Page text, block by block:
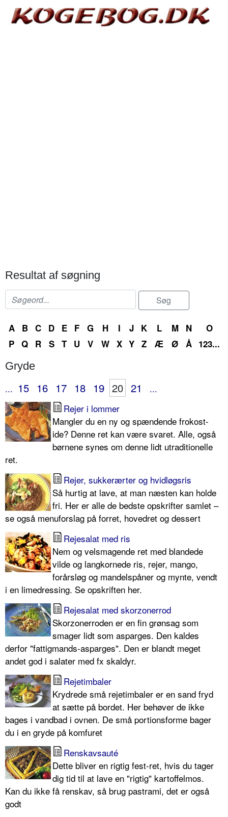
Resultat af søgning
A B C D E F G H I J K L M N
O
P Q R S T U V W X Y Z Æ Ø Å 123...
Gryde
... 15 16 17 18 19 20 21
...
Rejer i lommer
Mangler du en ny og spændende frokost-
ide? Denne ret kan være svaret. Alle, også
børnene synes om denne lidt utraditionelle
ret.
Rejer, sukkerærter og hvidløgsris
Så hurtig at lave, at man næsten kan holde
fri. Her er alle de bedste opskrifter samlet –
se også menuforslag på forret, hovedret og dessert
Rejesalat med ris
Nem og velsmagende ret med blandede
vilde og langkornede ris, rejer, mango,
forårsløg og mandelspåner og mynte, vendt
i en limedressing. Se opskriften her.
Rejesalat med skorzonerrod
Skorzonerroden er en fin grønsag som
smager lidt som asparges. Den kaldes
derfor "fattigmands-asparges". Den er blandt meget
andet god i salater med fx skaldyr.
Rejetimbaler
Krydrede små rejetimbaler er en sand fryd
at sætte på bordet. Her behøver de ikke
bages i vandbad i ovnen. De små portionsforme bager
du i en gryde på komfuret
Renskavsauté
Dette bliver en rigtig fest-ret, hvis du tager
dig tid til at lave en "rigtig" kartoffelmos.
Kan du ikke få renskav, så brug pastrami, det er også
godt